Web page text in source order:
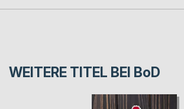
WEITERE TITEL BEI BoD